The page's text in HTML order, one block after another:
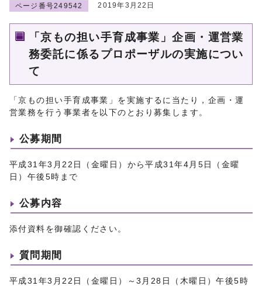
ページ番号249542 2019年3月22日
「京もの担い手育成事業」企画・運営業
務委託に係るプロポーザルの実施につい
て
「京もの担い手育成事業」を実施するに当たり，企画・運
営業務を行う事業者を以下のとおり募集します。
公募期間
平成31年3月22日（金曜日）から平成31年4月5日（金曜
日）午後5時まで
公募内容
添付資料を御確認ください。
質問期間
平成31年3月22日（金曜日）～3月28日（木曜日）午後5時